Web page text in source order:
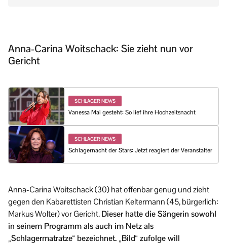
Anna-Carina Woitschack: Sie zieht nun vor
Gericht
SCHLAGER NEWS
Vanessa Mai gesteht: So lief ihre Hochzeitsnacht
SCHLAGER NEWS
Schlagernacht der Stars: Jetzt reagiert der Veranstalter
Anna-Carina Woitschack (30) hat offenbar genug und zieht
gegen den Kabarettisten Christian Keltermann (45, bürgerlich:
Markus Wolter) vor Gericht.Dieser hatte die Sängerin sowohl
in seinem Programm als auch im Netz als
„Schlagermatratze“ bezeichnet. „Bild“ zufolge will